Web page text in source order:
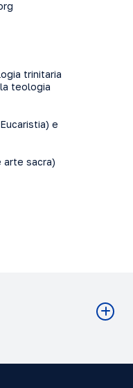
trinitaria
teologia
e
arte sacra)